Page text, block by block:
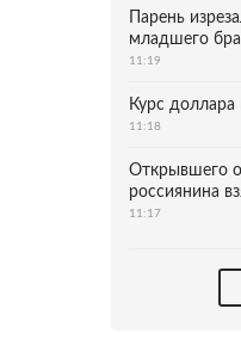
Парень
младшего
11:19
Курс
11:18
Открывшего
россиянина
11:17